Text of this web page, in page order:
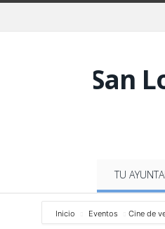
TU
Inicio Eventos Cine de